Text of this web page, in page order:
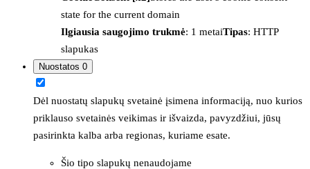
state for the current domain
Ilgiausia saugojimo trukmė: 1 metaiTipas: HTTP
slapukas
Nuostatos 0
Dėl nuostatų slapukų svetainė įsimena informaciją, nuo kurios
priklauso svetainės veikimas ir išvaizda, pavyzdžiui, jūsų
pasirinkta kalba arba regionas, kuriame esate.
Šio tipo slapukų nenaudojame